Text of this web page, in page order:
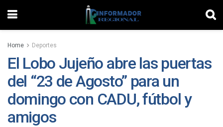
Home Deportes
El Lobo Jujeño abre las puertas
del “23 de Agosto” para un
domingo con CADU, fútbol y
amigos